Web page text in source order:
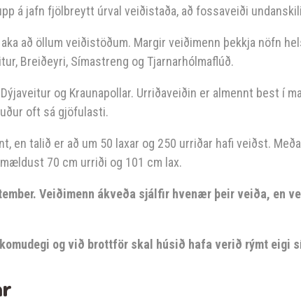
á jafn fjölbreytt úrval veiðistaða, að fossaveiði
að öllum veiðistöðum. Margir veiðimenn þekkja nöfn
Breiðeyri, Símastreng og Tjarnarhólmaflúð.
og Kraunapollar. Urriðaveiðin er almennt best í
oft sá gjöfulasti.
en talið er að um 50 laxar og 250 urriðar hafi veiðst.
70 cm urriði og 101 cm lax.
Veiðimenn ákveða sjálfir hvenær þeir veiða, en
og við brottför skal húsið hafa verið rýmt eigi